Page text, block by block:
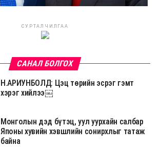
СУРТАЛЧИЛГАА
САНАЛ БОЛГОХ
Н.АРИУНБОЛД: Цэц төрийн эсрэг гэмт
хэрэг хийлээ￼
Монголын дэд бүтэц, уул уурхайн салбар
Японы хувийн хэвшлийн сонирхлыг татаж
байна